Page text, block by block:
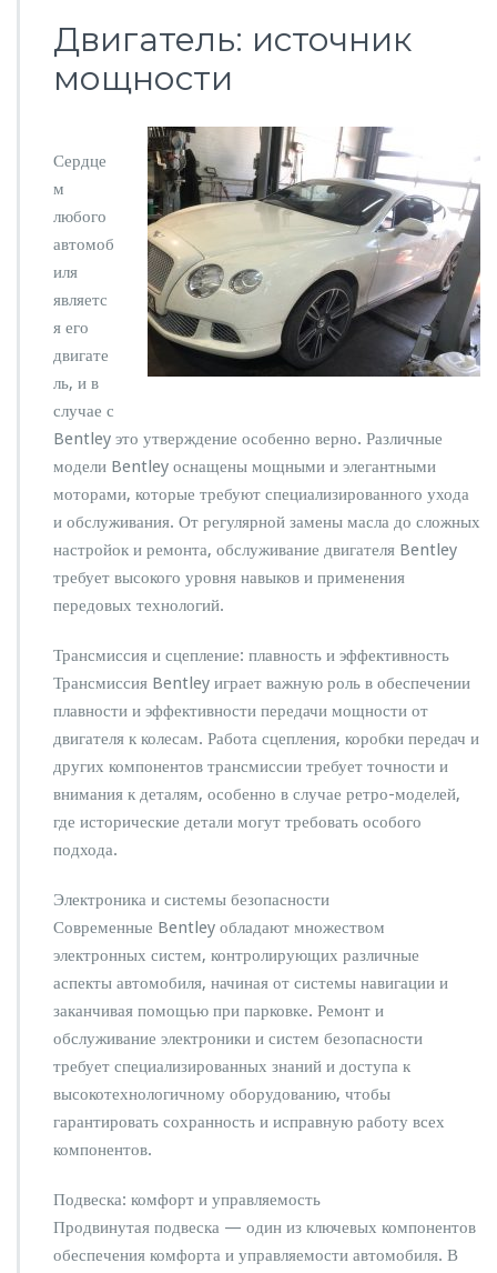
а
н
n
t
l
e
о
т
д
в
т
л
я
д
о
о
е
с
и
Двигатель: источник
мощности
Сердце
м
любого
автомоб
иля
являетс
я его
двигате
ль, и в
случае с
Bentley это утверждение особенно верно. Различные
модели Bentley оснащены мощными и элегантными
моторами, которые требуют специализированного ухода
и обслуживания. От регулярной замены масла до сложных
настройок и ремонта, обслуживание двигателя Bentley
требует высокого уровня навыков и применения
передовых технологий.
Трансмиссия и сцепление: плавность и эффективность
Трансмиссия Bentley играет важную роль в обеспечении
плавности и эффективности передачи мощности от
двигателя к колесам. Работа сцепления, коробки передач и
других компонентов трансмиссии требует точности и
внимания к деталям, особенно в случае ретро-моделей,
где исторические детали могут требовать особого
подхода.
Электроника и системы безопасности
Современные Bentley обладают множеством
электронных систем, контролирующих различные
аспекты автомобиля, начиная от системы навигации и
заканчивая помощью при парковке. Ремонт и
обслуживание электроники и систем безопасности
требует специализированных знаний и доступа к
высокотехнологичному оборудованию, чтобы
гарантировать сохранность и исправную работу всех
компонентов.
Подвеска: комфорт и управляемость
Продвинутая подвеска — один из ключевых компонентов
обеспечения комфорта и управляемости автомобиля. В